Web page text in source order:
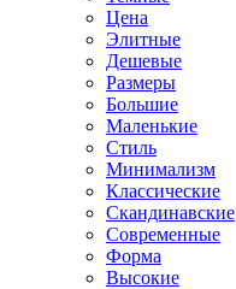
Цена
Элитные
Дешевые
Размеры
Большие
Маленькие
Стиль
Минимализм
Классические
Скандинавские
Современные
Форма
Высокие